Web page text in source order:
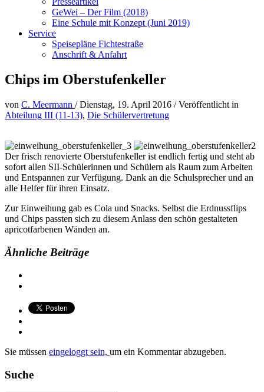
GeWei – Der Film (2018)
Eine Schule mit Konzept (Juni 2019)
Service
Speisepläne Fichtestraße
Anschrift & Anfahrt
Chips im Oberstufenkeller
von C. Meermann /Dienstag, 19. April 2016 /Veröffentlicht in
Abteilung III (11-13), Die Schülervertretung
Der frisch renovierte Oberstufenkeller ist endlich fertig und steht ab
sofort allen SII-Schülerinnen und Schülern als Raum zum Arbeiten
und Entspannen zur Verfügung. Dank an die Schulsprecher und an
alle Helfer für ihren Einsatz.
Zur Einweihung gab es Cola und Snacks. Selbst die Erdnussflips
und Chips passten sich zu diesem Anlass den schön gestalteten
apricotfarbenen Wänden an.
Ähnliche Beiträge
Sie müssen eingeloggt sein, um ein Kommentar abzugeben.
Suche